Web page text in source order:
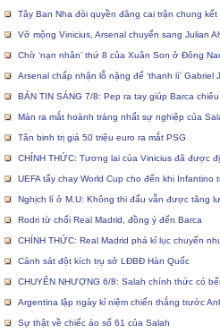
Tây Ban Nha đòi quyền đăng cai trận chung kết
Vỡ mộng Vinicius, Arsenal chuyển sang Julian
Chờ ‘nạn nhân’ thứ 8 của Xuân Son ở Đông
Arsenal chấp nhận lỗ nặng để ‘thanh lí’ Gabriel
BẢN TIN SÁNG 7/8: Pep ra tay giúp Barca
Màn ra mắt hoành tráng nhất sự nghiệp của
Tân binh trị giá 50 triệu euro ra mắt PSG
CHÍNH THỨC: Tương lai của Vinicius đã được
UEFA tẩy chay World Cup cho đến khi Infantino
Nghịch lí ở M.U: Không thi đấu vẫn được tăng
Rodri từ chối Real Madrid, đồng ý đến Barca
CHÍNH THỨC: Real Madrid phá kỉ lục chuyển
Cảnh sát đột kích trụ sở LĐBĐ Hàn Quốc
CHUYỂN NHƯỢNG 6/8: Salah chính thức có
Argentina lập ngày kỉ niệm chiến thắng trước
Sự thật về chiếc áo số 61 của Salah